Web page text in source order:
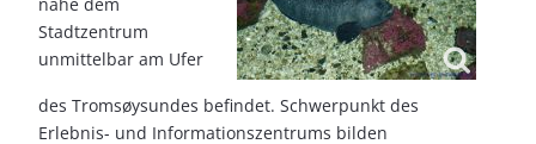
Stadtzentrum
unmittelbar am Ufer
des Tromsøysundes befindet. Schwerpunkt des
Erlebnis- und Informationszentrums bilden